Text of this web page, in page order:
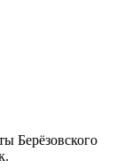
Берёзовского